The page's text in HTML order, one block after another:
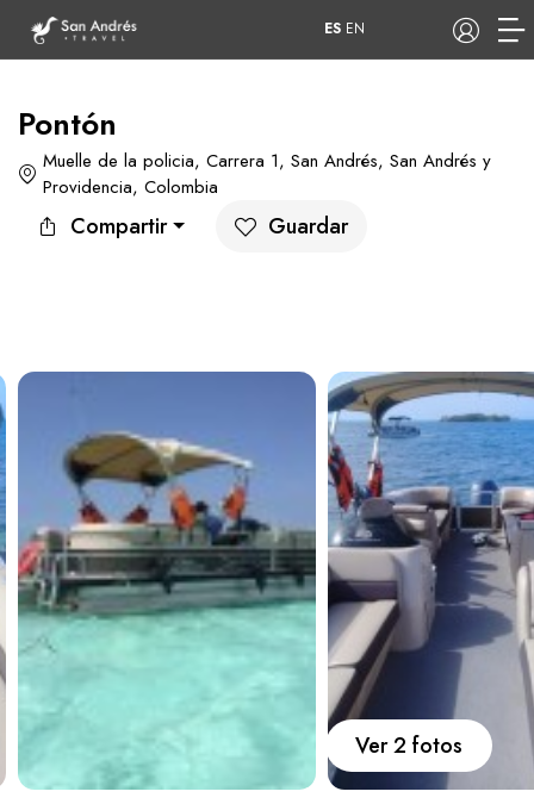
Tours Apartamentos
Barcos
Carros Ayuda
Guía de turismo Nosotros
COP
ES EN
Pontón
Muelle de la policia, Carrera 1, San Andrés, San Andrés y
Providencia, Colombia
Compartir Guardar
Ver 2 fotos